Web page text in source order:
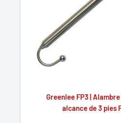
Greenlee FP3 |
alcance de 3 pies